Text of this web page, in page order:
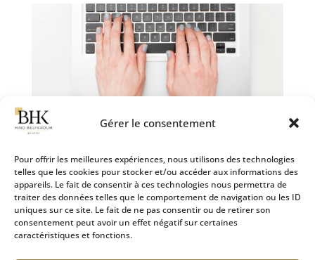
Gérer le consentement
Pour offrir les meilleures expériences, nous utilisons des technologies
telles que les cookies pour stocker et/ou accéder aux informations des
appareils. Le fait de consentir à ces technologies nous permettra de
traiter des données telles que le comportement de navigation ou les ID
uniques sur ce site. Le fait de ne pas consentir ou de retirer son
consentement peut avoir un effet négatif sur certaines
caractéristiques et fonctions.
Les conditions et la procédure de saisine de la
commission d’indemnisation des victimes d’infractions
(CIVI)
28 Sep 2024|Défense des victimes